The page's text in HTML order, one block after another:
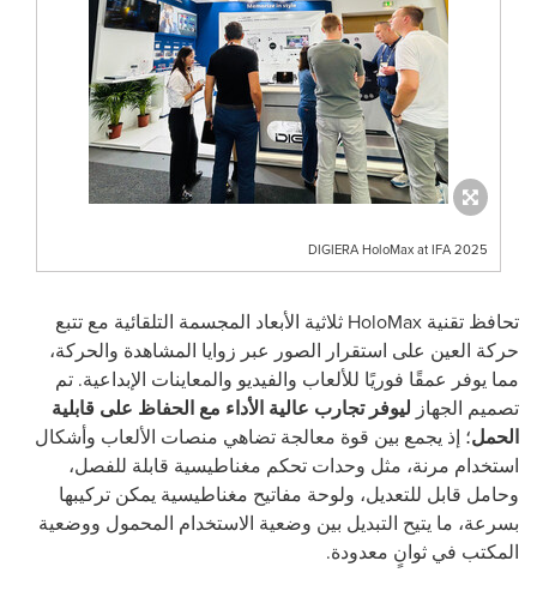
DIGIERA HoloMax at IFA 2025
تحافظ تقنية HoloMax ثلاثية الأبعاد المجسمة التلقائية مع تتبع
حركة العين على استقرار الصور عبر زوايا المشاهدة والحركة،
مما يوفر عمقًا فوريًا للألعاب والفيديو والمعاينات الإبداعية. تم
تصميم الجهاز ليوفر تجارب عالية الأداء مع الحفاظ على قابلية
الحمل؛ إذ يجمع بين قوة معالجة تضاهي منصات الألعاب وأشكال
استخدام مرنة، مثل وحدات تحكم مغناطيسية قابلة للفصل،
وحامل قابل للتعديل، ولوحة مفاتيح مغناطيسية يمكن تركيبها
بسرعة، ما يتيح التبديل بين وضعية الاستخدام المحمول ووضعية
المكتب في ثوانٍ معدودة.